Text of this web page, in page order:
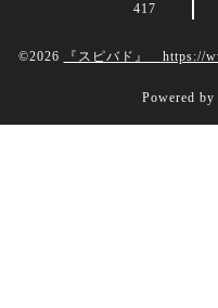
417
©2026 『スピバド』 https://
Powered by